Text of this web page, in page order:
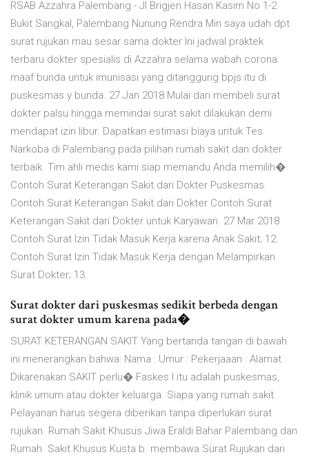
RSAB Azzahra Palembang - Jl Brigjen Hasan Kasim No 1-2
Bukit Sangkal, Palembang Nunung Rendra Min saya udah dpt
surat rujukan mau sesar sama dokter Ini jadwal praktek
terbaru dokter spesialis di Azzahra selama wabah corona.
maaf bunda untuk imunisasi yang ditanggung bpjs itu di
puskesmas y bunda. 27 Jan 2018 Mulai dari membeli surat
dokter palsu hingga memindai surat sakit dilakukan demi
mendapat izin libur. Dapatkan estimasi biaya untuk Tes
Narkoba di Palembang pada pilihan rumah sakit dan dokter
terbaik. Tim ahli medis kami siap memandu Anda memilih�
Contoh Surat Keterangan Sakit dari Dokter Puskesmas.
Contoh Surat Keterangan Sakit dari Dokter Contoh Surat
Keterangan Sakit dari Dokter untuk Karyawan. 27 Mar 2018
Contoh Surat Izin Tidak Masuk Kerja karena Anak Sakit; 12.
Contoh Surat Izin Tidak Masuk Kerja dengan Melampirkan
Surat Dokter; 13.
Surat dokter dari puskesmas sedikit berbeda dengan
surat dokter umum karena pada�
SURAT KETERANGAN SAKIT Yang bertanda tangan di bawah
ini menerangkan bahwa: Nama : Umur : Pekerjaaan : Alamat :
Dikarenakan SAKIT perlu� Faskes I itu adalah puskesmas,
klinik umum atau dokter keluarga. Siapa yang rumah sakit.
Pelayanan harus segera diberikan tanpa diperlukan surat
rujukan. Rumah Sakit Khusus Jiwa Eraldi Bahar Palembang dan
Rumah. Sakit Khusus Kusta b. membawa Surat Rujukan dari